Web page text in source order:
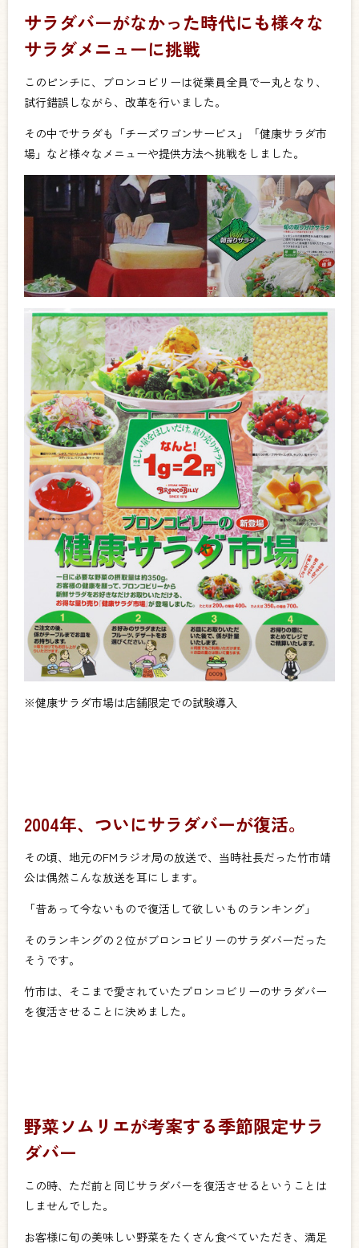
サラダバーがなかった時代にも様々な
サラダメニューに挑戦
このピンチに、ブロンコビリーは従業員全員で一丸となり、
試行錯誤しながら、改革を行いました。
その中でサラダも「チーズワゴンサービス」「健康サラダ市
場」など様々なメニューや提供方法へ挑戦をしました。
※健康サラダ市場は店舗限定での試験導入
2004年、ついにサラダバーが復活。
その頃、地元のFMラジオ局の放送で、当時社長だった竹市靖
公は偶然こんな放送を耳にします。
「昔あって今ないもので復活して欲しいものランキング」
そのランキングの２位がブロンコビリーのサラダバーだった
そうです。
竹市は、そこまで愛されていたブロンコビリーのサラダバー
を復活させることに決めました。
野菜ソムリエが考案する季節限定サラ
ダバー
この時、ただ前と同じサラダバーを復活させるということは
しませんでした。
お客様に旬の美味しい野菜をたくさん食べていただき、満足